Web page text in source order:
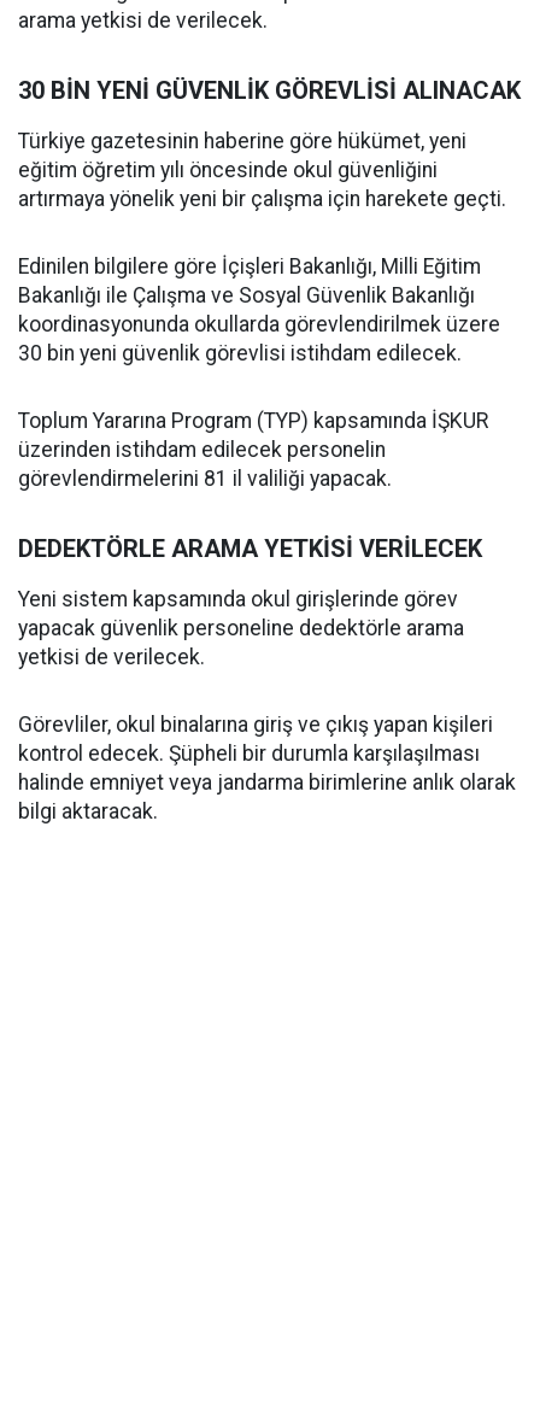
arama yetkisi de verilecek.
30 BİN YENİ GÜVENLİK GÖREVLİSİ ALINACAK
Türkiye gazetesinin haberine göre hükümet, yeni
eğitim öğretim yılı öncesinde okul güvenliğini
artırmaya yönelik yeni bir çalışma için harekete geçti.
Edinilen bilgilere göre İçişleri Bakanlığı, Milli Eğitim
Bakanlığı ile Çalışma ve Sosyal Güvenlik Bakanlığı
koordinasyonunda okullarda görevlendirilmek üzere
30 bin yeni güvenlik görevlisi istihdam edilecek.
Toplum Yararına Program (TYP) kapsamında İŞKUR
üzerinden istihdam edilecek personelin
görevlendirmelerini 81 il valiliği yapacak.
DEDEKTÖRLE ARAMA YETKİSİ VERİLECEK
Yeni sistem kapsamında okul girişlerinde görev
yapacak güvenlik personeline dedektörle arama
yetkisi de verilecek.
Görevliler, okul binalarına giriş ve çıkış yapan kişileri
kontrol edecek. Şüpheli bir durumla karşılaşılması
halinde emniyet veya jandarma birimlerine anlık olarak
bilgi aktaracak.